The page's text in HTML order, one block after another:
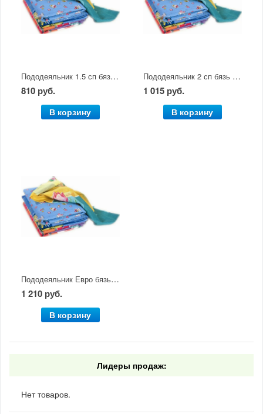
Пододеяльник 1.5 сп бязь цветная
810 руб.
В корзину
Пододеяльник 2 сп бязь цветная
1 015 руб.
В корзину
Пододеяльник Евро бязь цв. 2х220
1 210 руб.
В корзину
Лидеры продаж:
Нет товаров.